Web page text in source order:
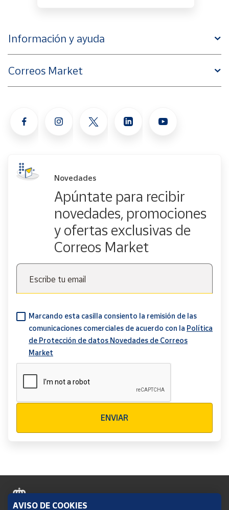
Información y ayuda
Correos Market
Novedades
Apúntate para recibir
novedades, promociones
y ofertas exclusivas de
Correos Market
Escribe tu email
Marcando esta casilla consiento la remisión de las
comunicaciones comerciales de acuerdo con la Política
de Protección de datos Novedades de Correos
Market
ENVIAR
AVISO DE COOKIES